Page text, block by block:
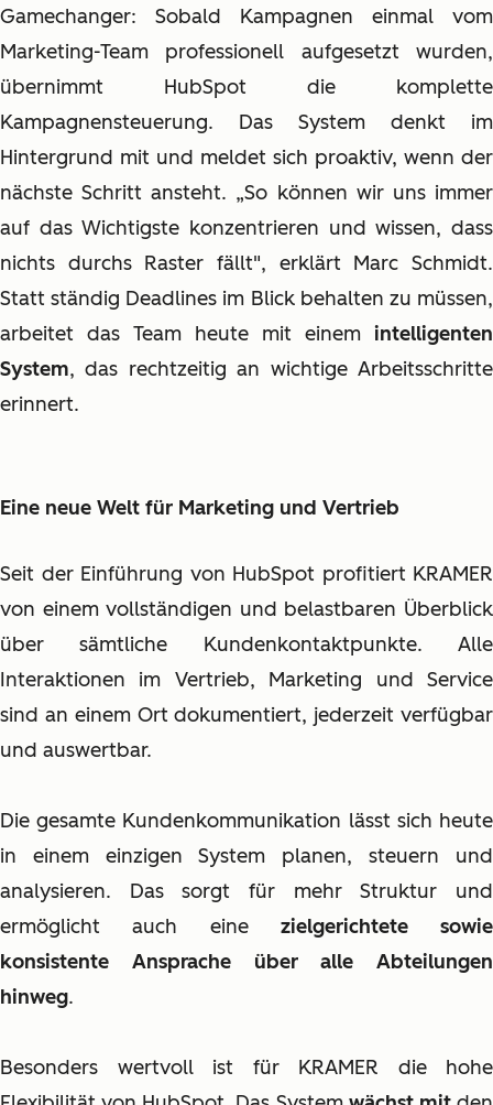
Gamechanger: Sobald Kampagnen einmal vom
Marketing-Team professionell aufgesetzt wurden,
übernimmt HubSpot die komplette
Kampagnensteuerung. Das System denkt im
Hintergrund mit und meldet sich proaktiv, wenn der
nächste Schritt ansteht. „So können wir uns immer
auf das Wichtigste konzentrieren und wissen, dass
nichts durchs Raster fällt", erklärt Marc Schmidt.
Statt ständig Deadlines im Blick behalten zu müssen,
arbeitet das Team heute mit einem intelligenten
System, das rechtzeitig an wichtige Arbeitsschritte
erinnert.
Eine neue Welt für Marketing und Vertrieb
Seit der Einführung von HubSpot profitiert KRAMER
von einem vollständigen und belastbaren Überblick
über sämtliche Kundenkontaktpunkte. Alle
Interaktionen im Vertrieb, Marketing und Service
sind an einem Ort dokumentiert, jederzeit verfügbar
und auswertbar.
Die gesamte Kundenkommunikation lässt sich heute
in einem einzigen System planen, steuern und
analysieren. Das sorgt für mehr Struktur und
ermöglicht auch eine zielgerichtete sowie
konsistente Ansprache über alle Abteilungen
hinweg.
Besonders wertvoll ist für KRAMER die hohe